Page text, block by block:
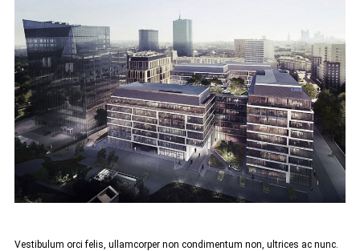
Vestibulum orci felis, ullamcorper non condimentum non, ultrices ac nunc.